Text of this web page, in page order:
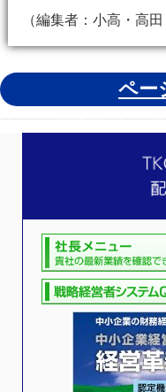
（編集者：小高・高
ペー